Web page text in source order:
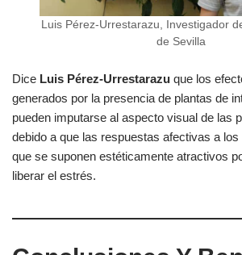
Luis Pérez-Urrestarazu, Investigador
de Sevilla
Dice Luis Pérez-Urrestarazu que los
generados por la presencia de plantas de
pueden imputarse al aspecto visual de las
debido a que las respuestas afectivas a
que se suponen estéticamente atractivos
liberar el estrés.